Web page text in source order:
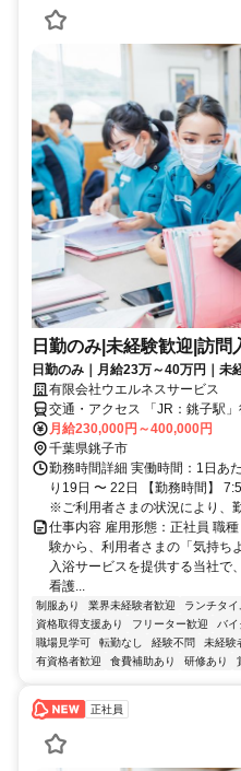
日勤のみ|未経験歓迎|訪問
日勤のみ｜月給23万～40万円｜未
有限会社ウエルネスサービス
交通・アクセス 「JR：銚子駅
月給230,000円～400,000円
千葉県銚子市
勤務時間詳細 実働時間：1日あ
り19日 〜 22日 【勤務時間】
※ご利用者さまの状況により、
仕事内容 雇用形態：正社員 職
験から、利用者さまの「気持ち
入浴サービスを提供する当社で
看護...
制服あり 業界未経験者歓迎 ランチタイ
資格取得支援あり
フリーター歓迎 バ
職場見学可
転勤なし 経験不問 未経験
有資格者歓迎
食費補助あり 研修あり
正社員